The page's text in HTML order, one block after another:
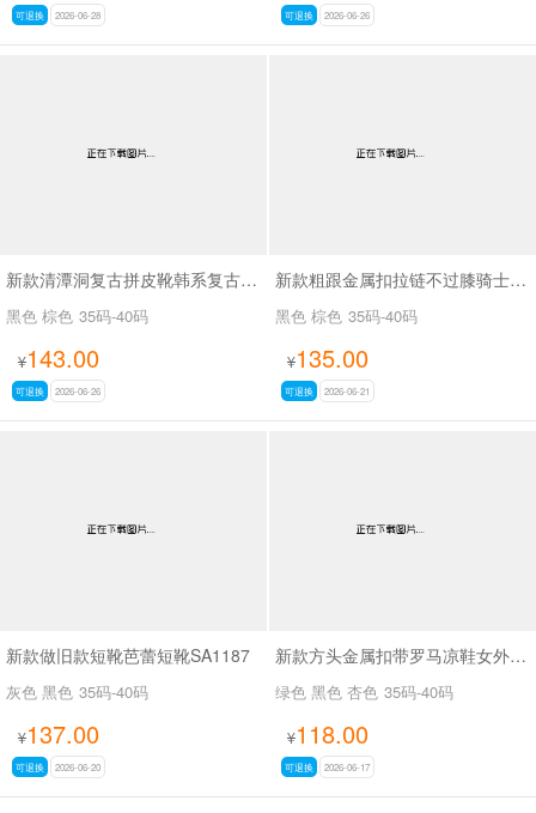
可退换 2026-06-28 可退换 2026-06-26
新款清潭洞复古拼皮靴韩系复古拼接骑士靴SA8033
黑色 棕色 35码-40码
¥143.00
可退换 2026-06-26
新款粗跟金属扣拉链不过膝骑士靴复古拼色西部牛仔靴SA709
黑色 棕色 35码-40码
¥135.00
可退换 2026-06-21
新款做旧款短靴芭蕾短靴SA1187
灰色 黑色 35码-40码
¥137.00
可退换 2026-06-20
新款方头金属扣带罗马凉鞋女外穿平底内增高凉鞋SA2652-1
绿色 黑色 杏色 35码-40码
¥118.00
可退换 2026-06-17